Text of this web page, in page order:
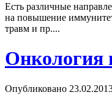
Есть различные
на повышение
травм и пр....
Опубликовано